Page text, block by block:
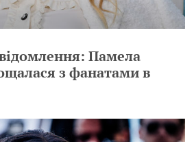
Памела
з фанатами в